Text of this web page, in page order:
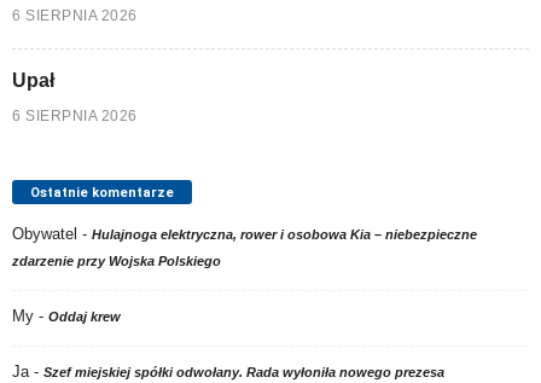
6 SIERPNIA 2026
Upał
6 SIERPNIA 2026
Ostatnie komentarze
Obywatel - Hulajnoga elektryczna, rower i osobowa Kia – niebezpieczne
zdarzenie przy Wojska Polskiego
My - Oddaj krew
Ja- Szef miejskiej spółki odwołany. Rada wyłoniła nowego prezesa